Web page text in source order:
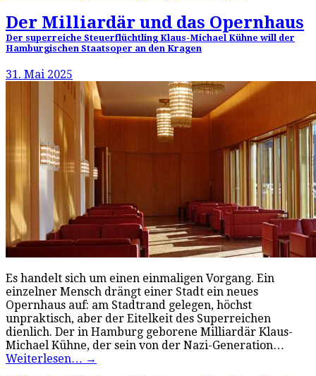
Der Milliardär und das Opernhaus
Der superreiche Steuerflüchtling Klaus-Michael Kühne will der
Hamburgischen Staatsoper an den Kragen
31. Mai 2025
Es handelt sich um einen einmaligen Vorgang. Ein
einzelner Mensch drängt einer Stadt ein neues
Opernhaus auf: am Stadtrand gelegen, höchst
unpraktisch, aber der Eitelkeit des Superreichen
dienlich. Der in Hamburg geborene Milliardär Klaus-
Michael Kühne, der sein von der Nazi-Generation…
Weiterlesen… →